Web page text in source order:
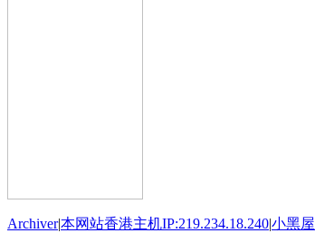
Archiver|本网站香港主机IP:219.234.18.240|小黑屋